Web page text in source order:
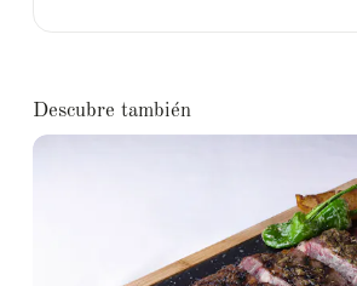
Descubre también